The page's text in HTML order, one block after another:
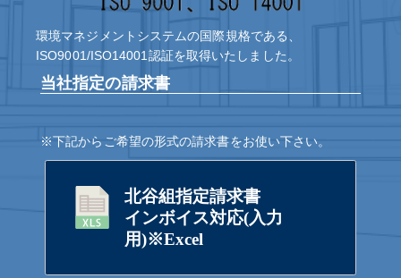
環境マネジメントシステムの国際規格である、
ISO9001/ISO14001認証を取得いたしました。
当社指定の請求書
※下記からご希望の形式の請求書をお使い下さい。
北谷組指定請求書
インボイス対応(入力
用)※Excel